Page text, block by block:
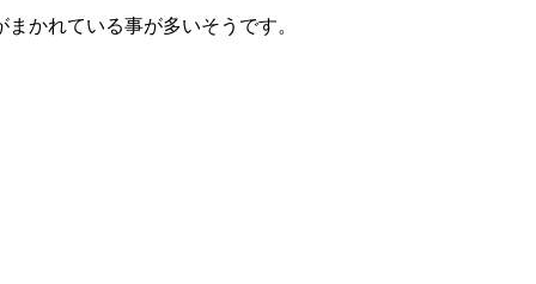
かれている事が多いそうです。